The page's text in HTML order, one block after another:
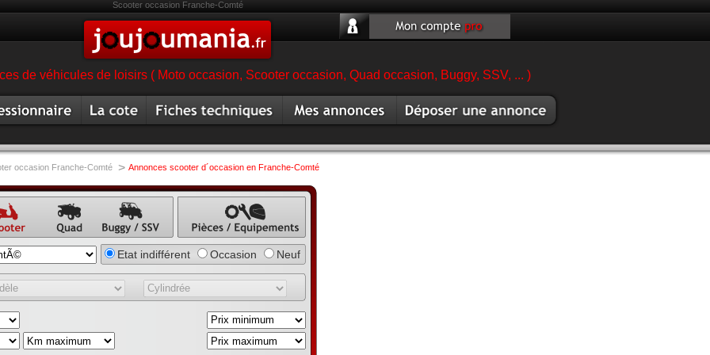
Scooter occasion Franche-Comté
de véhicules de loisirs ( Moto occasion, Scooter occasion, Quad occasion, Buggy, SSV, ... )
scooter
scooter occasion
occasion Franche-Comté > Annonces scooter d´occasion en Franche-Comté
Annonce
Annonce
buggy,
annonce
SSV
Annonce pièce,
équipement,
accessoire
Etat indifférent Occasion Neuf